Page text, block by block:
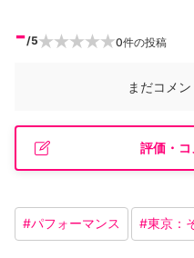
-/5 0件の投稿
まだコメ
評価・コ
#パフォーマンス #東京：